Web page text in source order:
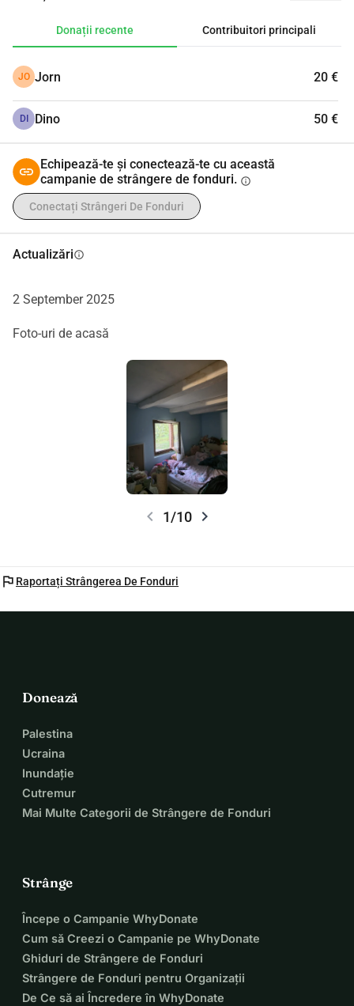
Donații recente Contribuitori principali
JO Jorn 20 €
DI Dino 50 €
Echipează-te și conectează-te cu această
campanie de strângere de fonduri. info
Conectați Strângeri De Fonduri
Actualizăriinfo
2 September 2025
Foto-uri de acasă
chevron_left 1/10 chevron_right
flag Raportați Strângerea De Fonduri
Donează
Palestina
Ucraina
Inundație
Cutremur
Mai Multe Categorii de Strângere de Fonduri
Strânge
Începe o Campanie WhyDonate
Cum să Creezi o Campanie pe WhyDonate
Ghiduri de Strângere de Fonduri
Strângere de Fonduri pentru Organizații
De Ce să ai Încredere în WhyDonate